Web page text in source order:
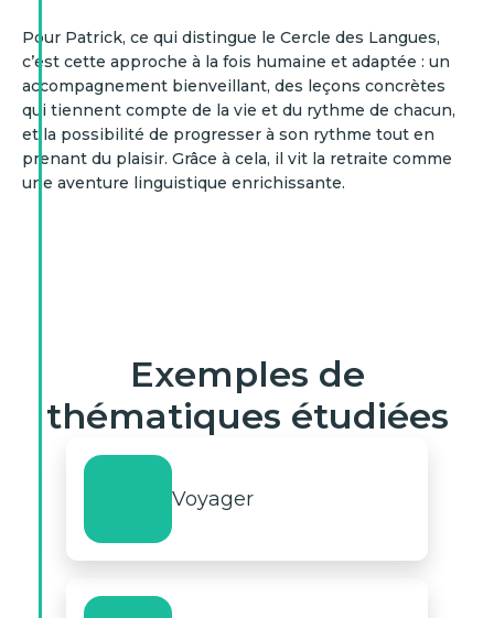
Pour Patrick, ce qui distingue le Cercle des Langues,
c’est cette approche à la fois humaine et adaptée : un
accompagnement bienveillant, des leçons concrètes
qui tiennent compte de la vie et du rythme de chacun,
et la possibilité de progresser à son rythme tout en
prenant du plaisir. Grâce à cela, il vit la retraite comme
une aventure linguistique enrichissante.
Exemples de
thématiques étudiées
Voyager